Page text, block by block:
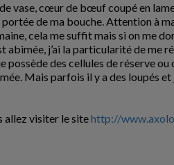
vase, cœur de bœuf coupé en
de ma bouche. Attention à
cela me suffit mais si on me
abimée, j’ai la particularité de
possède des cellules de réserve
Mais parfois il y a des loupés
allez visiter le sitehttp://